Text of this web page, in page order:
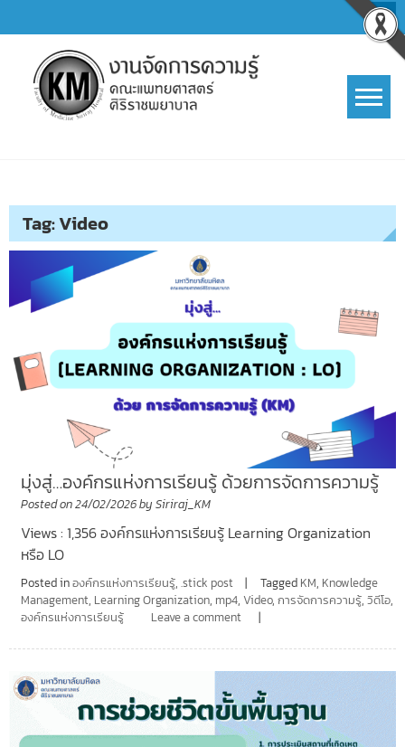
to
content
Tag:Video
มุ่งสู่…องค์กรแห่งการเรียนรู้ ด้วยการจัดการความรู้
Posted on24/02/2026by Siriraj_KM
Views : 1,356 องค์กรแห่งการเรียนรู้ Learning Organization
หรือ LO
Posted inองค์กรแห่งการเรียนรู้, .stick post Tagged KM, Knowledge
Management, Learning Organization, mp4, Video, การจัดการความรู้, วิดีโอ,
องค์กรแห่งการเรียนรู้
Leave a comment